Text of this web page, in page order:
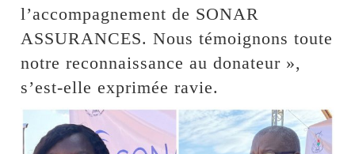
l’accompagnement de SONAR
ASSURANCES. Nous témoignons toute
notre reconnaissance au donateur »,
s’est-elle exprimée ravie.